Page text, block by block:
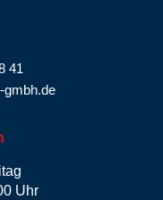
41
gmbh.de
Uhr